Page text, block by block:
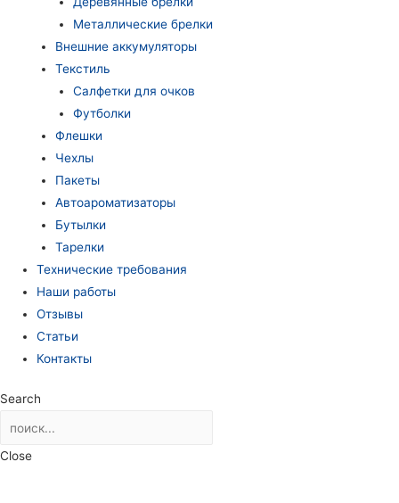
Металлические брелки
Внешние аккумуляторы
Текстиль
Салфетки для очков
Футболки
Флешки
Чехлы
Пакеты
Автоароматизаторы
Бутылки
Тарелки
Технические требования
Наши работы
Отзывы
Статьи
Контакты
Search
Close